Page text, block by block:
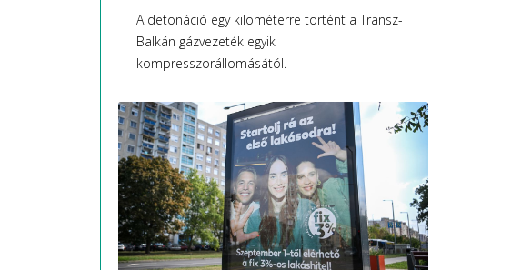
A detonáció egy kilométerre történt a Transz-
Balkán gázvezeték egyik
kompresszorállomásától.